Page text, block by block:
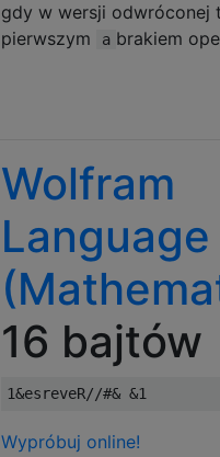
gdy w wersji odwróconej
pierwszym
a brakiem
Wolfram
Language
16 bajtów
Wypróbuj online!